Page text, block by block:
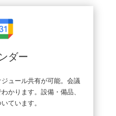
ダー
ュール共有が可能。会議
かります。設備・備品、
ています。